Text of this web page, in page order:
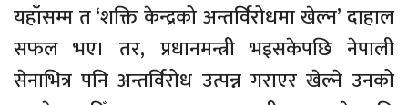
यहाँसम्म त ‘शक्ति केन्द्रको अन्तर्विरोधमा खेल्न’ दाहाल
सफल भए। तर, प्रधानमन्त्री भइसकेपछि नेपाली
सेनाभित्र पनि अन्तर्विरोध उत्पन्न गराएर खेल्ने उनको